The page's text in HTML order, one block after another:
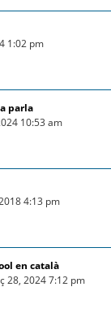
1:02 pm
parla
10:53 am
4:13 pm
en català
28, 2024 7:12 pm